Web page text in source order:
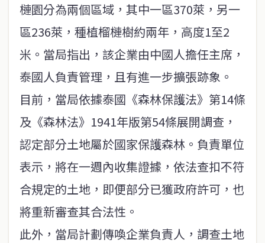
槤園分為兩個區域，其中一區370萊，另一
區236萊，種植榴槤樹約兩年，高度1至2
米。當局指出，該企業由中國人擔任主席，
泰國人負責管理，且有進一步擴張跡象。
目前，當局依據泰國《森林保護法》第14條
及《森林法》1941年版第54條展開調查，
認定部分土地屬於國家保護森林。負責單位
表示，將在一週內收集證據，依法查扣不符
合規定的土地，即便部分已獲政府許可，也
將重新審查其合法性。
此外，當局計劃傳喚企業負責人，調查土地